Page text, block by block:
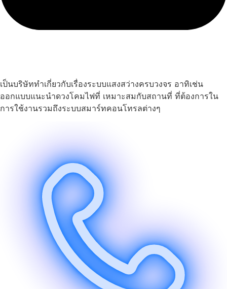
เป็นบริษัททำเกี่ยวกับเรื่องระบบแสงสว่างครบวงจร อาทิเช่น
ออกแบบแนะนำดวงโคมไฟที่ เหมาะสมกับสถานที่ ที่ต้องการใน
การใช้งานรวมถึงระบบสมาร์ทคอนโทรลต่างๆ